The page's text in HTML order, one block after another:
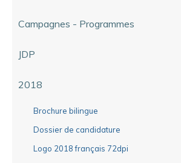
Campagnes - Programmes
JDP
2018
Brochure bilingue
Dossier de candidature
Logo 2018 français 72dpi